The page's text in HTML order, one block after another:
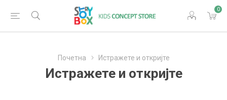
0
Почетна Истражете и откријте
Истражете и откријте